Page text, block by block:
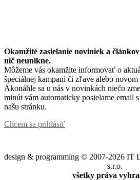
Okamžité zasielanie noviniek a
nič neunikne.
Môžeme vás okamžite informovať o
špeciálnej kampani či zľave alebo
Akonáhle sa u nás v novinkách niečo
minút vám automaticky posielame email
našu stránku.
Chcem sa prihlásiť
design & programming © 2007-2026
s.r.o.
všetky práva